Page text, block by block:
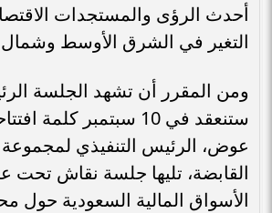
أحدث الرؤى والمستجدات
التغير في الشرق الأوسط وشمال
ومن المقرر أن تشهد الجلسة
ستنعقد في 10 سبتمبر
عوض، الرئيس التنفيذي
القابضة، تليها جلسة نقاش تحت
الأسواق المالية السعودية حول